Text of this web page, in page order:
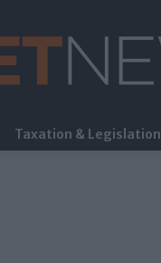
Taxation & Legislation